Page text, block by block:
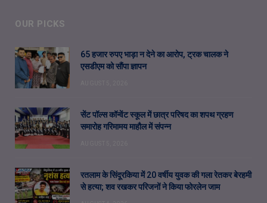
OUR PICKS
65 हजार रुपए भाड़ा न देने का आरोप, ट्रक चालक ने
एसडीएम को सौंपा ज्ञापन
सेंट पॉल्स कॉन्वेंट स्कूल में छात्र परिषद का शपथ ग्रहण
समारोह गरिमामय माहौल में संपन्न
रतलाम के सिंदूरकिया में 20 वर्षीय युवक की गला रेतकर बेरहमी
से हत्या; शव रखकर परिजनों ने किया फोरलेन जाम